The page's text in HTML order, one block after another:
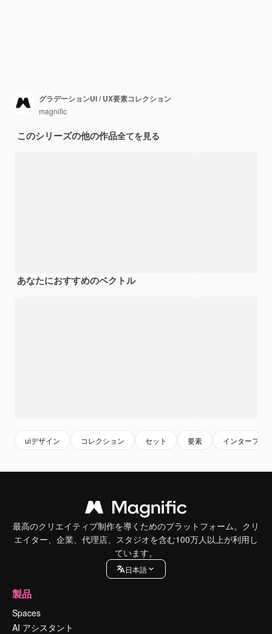
グラデーションUI / UX要素コレクション
magnific
このシリーズの他の作品全てを見る
あなたにおすすめのベクトル
uiデザイン コレクション セット 要素 インターフェ
最高のクリエイティブ制作を導くためのプラットフォーム。クリ
エイター、企業、代理店、スタジオを含む100万人以上が利用し
ています。
日本語
製品
Spaces
AI アシスタント